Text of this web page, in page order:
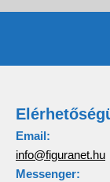
Email:
info@figuranet.hu
Messenger: